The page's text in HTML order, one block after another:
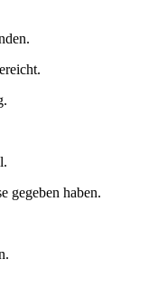
gegeben haben.